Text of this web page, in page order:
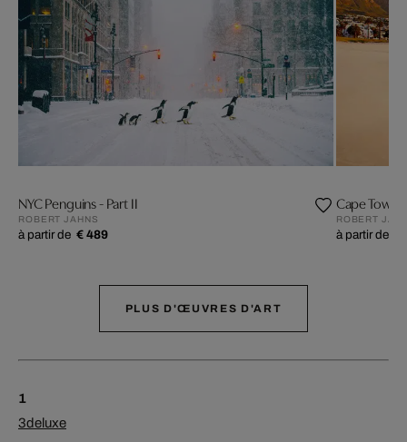
NYC Penguins - Part II
ROBERT JAHNS
à partir de € 489
Cape Town
ROBERT
à partir de
PLUS D'ŒUVRES D'ART
1
3deluxe